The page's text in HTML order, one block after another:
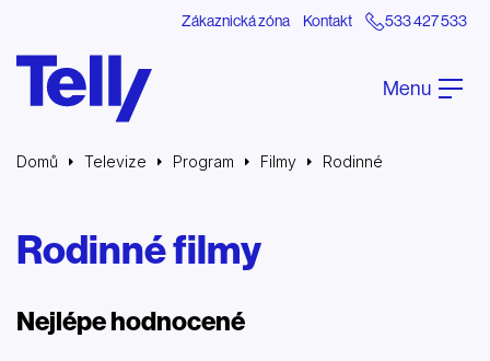
Zákaznická zóna Kontakt 533 427 533
Menu
Domů Televize Program Filmy Rodinné
Rodinné filmy
Nejlépe hodnocené